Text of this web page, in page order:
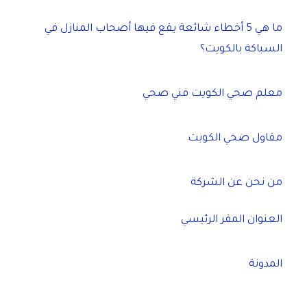
ما هي 5 أخطاء شائعة يقع فيها أصحاب المنازل في
السباكة بالكويت؟
معلم صحي الكويت فني صحي
مقاول صحي الكويت
من نحن عن الشركة
العنوان المقر الرئيسي
المدونة